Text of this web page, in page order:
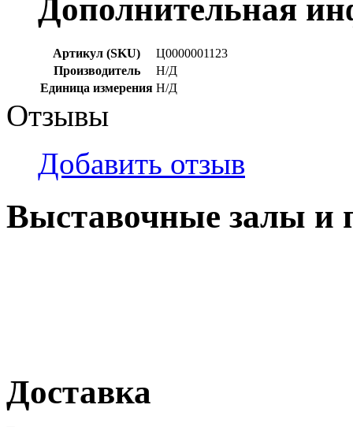
Дополнительная
Артикул (SKU)
Ц0000001123
Производитель
Н/Д
Единица измерения Н/Д
Отзывы
Добавить отзыв
Выставочные залы и
Доставка